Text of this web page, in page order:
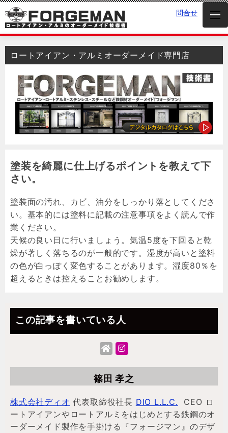
問合せ
ロートアイアン・アルミオーダーメイド専門店
塗装を綺麗に仕上げるポイントを教えて下
さい。
塗装面の汚れ、カビ、油分をしっかり落としてくださ
い。基本的には塗料に記載の注意事項をよく読んで作
業ください。
天候の良い日に行いましょう。気温5度を下回ると乾
燥が著しく落ちるのが一般的です。湿度が高いと塗料
の色が白っぽく変色することがあります。湿度80％を
超えるときは控えることお勧めします。
この記事を書いている人
篠田 孝之
株式会社ディオ 代表取締役社長 DIO L.L.C. CEO ロ
ートアイアンやロートアルミをはじめとする鉄鋼のオ
ーダーメイド製作を手掛ける『フォージマン』のデザ